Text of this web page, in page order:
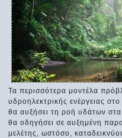
Τα περισσότερα μοντέλα
υδροηλεκτρικής ενέργειας
θα αυξήσει τη ροή υδάτων
θα οδηγήσει σε αυξημένη
μελέτης, ωστόσο,